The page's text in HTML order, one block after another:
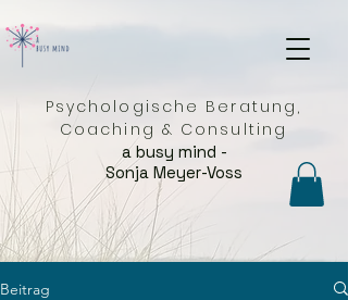
a busy mind -
Sonja Meyer-Voss
Psychologische Beratung,
Coaching & Consulting
Beitrag